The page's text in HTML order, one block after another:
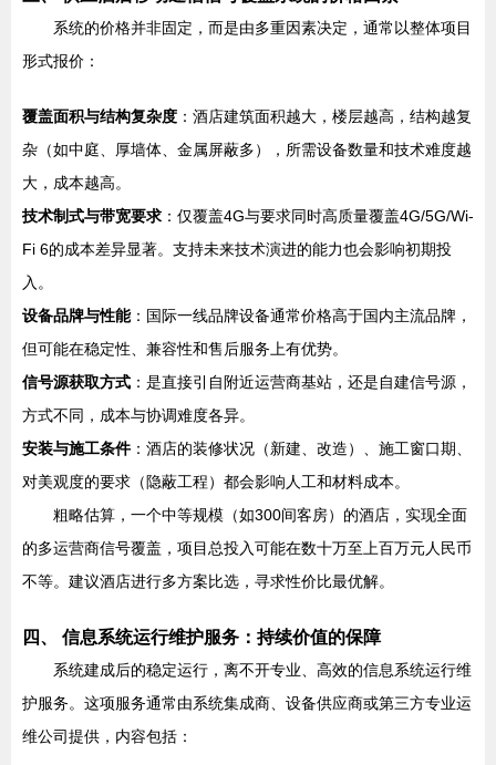
系统的价格并非固定，而是由多重因素决定，通常以整体项目
形式报价：
覆盖面积与结构复杂度 ：酒店建筑面积越大，楼层越高，结构越复
杂（如中庭、厚墙体、金属屏蔽多），所需设备数量和技术难度越
大，成本越高。
技术制式与带宽要求 ：仅覆盖4G与要求同时高质量覆盖4G/5G/Wi-
Fi 6的成本差异显著。支持未来技术演进的能力也会影响初期投
入。
设备品牌与性能：国际一线品牌设备通常价格高于国内主流品牌，
但可能在稳定性、兼容性和售后服务上有优势。
信号源获取方式 ：是直接引自附近运营商基站，还是自建信号源，
方式不同，成本与协调难度各异。
安装与施工条件：酒店的装修状况（新建、改造）、施工窗口期、
对美观度的要求（隐蔽工程）都会影响人工和材料成本。
粗略估算，一个中等规模（如300间客房）的酒店，实现全面
的多运营商信号覆盖，项目总投入可能在数十万至上百万元人民币
不等。建议酒店进行多方案比选，寻求性价比最优解。
四、 信息系统运行维护服务：持续价值的保障
系统建成后的稳定运行，离不开专业、高效的信息系统运行维
护服务。这项服务通常由系统集成商、设备供应商或第三方专业运
维公司提供，内容包括：